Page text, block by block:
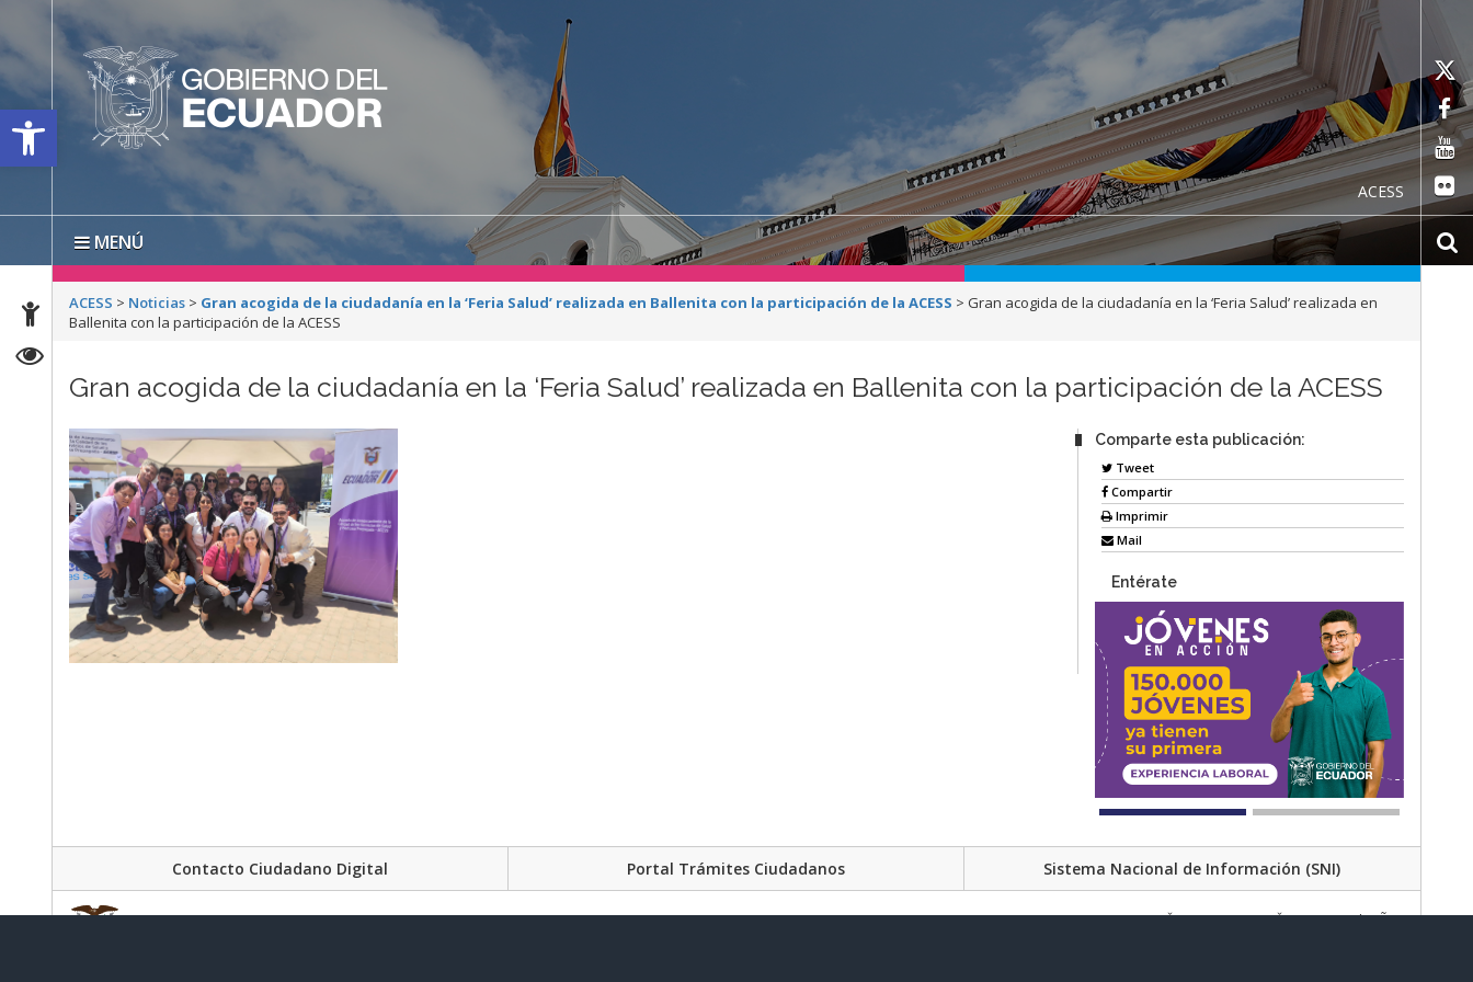
Open toolbar
ACESS
MENÚ
ACESS > Noticias > Gran acogida de la ciudadanía en la ‘Feria Salud’ realizada en Ballenita con la participación de la ACESS > Gran acogida de la ciudadanía en la ‘Feria Salud’ realizada en
Ballenita con la participación de la ACESS
Gran acogida de la ciudadanía en la ‘Feria Salud’ realizada en Ballenita con la participación de la ACESS
Comparte esta publicación:
Tweet
Compartir
Imprimir
Mail
Entérate
Contacto Ciudadano Digital Portal Trámites Ciudadanos Sistema Nacional de Información (SNI)
Av. Lira Ňan entre Amaru Ňan y Quitumbe Ñan